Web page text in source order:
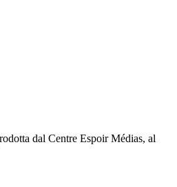
dal Centre Espoir Médias, al